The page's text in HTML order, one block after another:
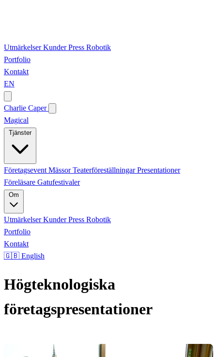
UtmärkelserKunderPress Robotik
Portfolio
Kontakt
EN
Charlie Caper
Magical
Tjänster
Företagsevent MässorTeaterföreställningarPresentationer
Föreläsare Gatufestivaler
UtmärkelserKunderPress Robotik
Portfolio
Kontakt
🇬🇧 English
Högteknologiska
företagspresentationer